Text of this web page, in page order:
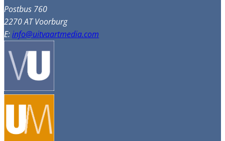
Postbus 760
2270 AT Voorburg
E:info@uitvaartmedia.com